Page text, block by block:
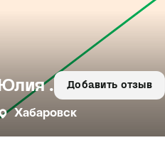
Юлия . Добавить отзыв
Хабаровск